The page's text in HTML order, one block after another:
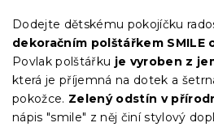
cena:
Dodejte dětskému pokojíčku
dekoračním polštářkem SMILE
Povlak polštářku je vyroben z
která je příjemná na dotek a
pokožce. Zelený odstín v
nápis "smile" z něj činí stylový